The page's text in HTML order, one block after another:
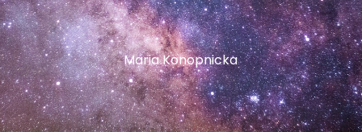
Maria Konopnicka